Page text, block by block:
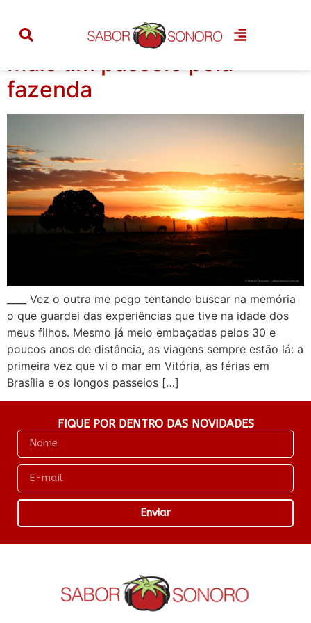
Tag: rosquinha
Mais um passeio pela
fazenda
____ Vez o outra me pego tentando buscar na memória
o que guardei das experiências que tive na idade dos
meus filhos. Mesmo já meio embaçadas pelos 30 e
poucos anos de distância, as viagens sempre estão lá: a
primeira vez que vi o mar em Vitória, as férias em
Brasília e os longos passeios […]
FIQUE POR DENTRO DAS NOVIDADES
Enviar